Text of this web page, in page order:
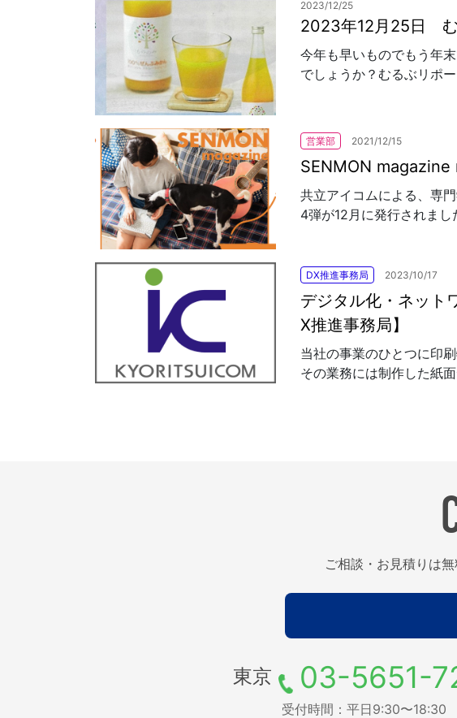
2023/12/25
2023年12月25日 む
今年も早いものでもう年
でしょうか？むるぶリポ
営業部 2021/12/15
SENMON
共立アイコムによる、専
4弾が12月に発行されまし
DX推進事務局 2023/10/17
デジタル化・ネット
X推進事務局】
当社の事業のひとつに印
その業務には制作した紙
ご相談・お見積りは
東京 03-5651-
受付時間：平日9:30〜18:30